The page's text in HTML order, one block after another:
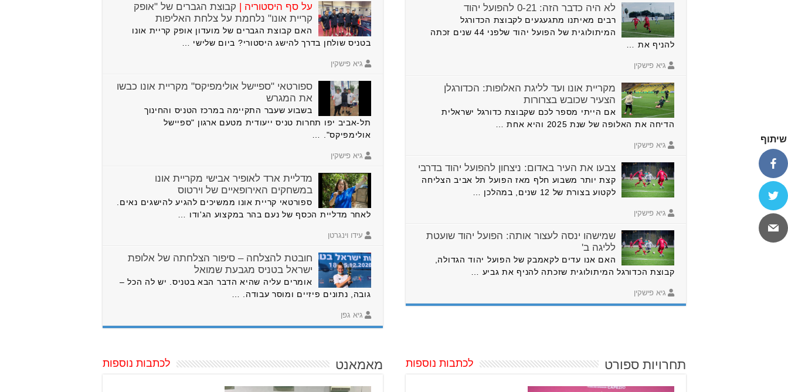
על סף היסטוריה | קבוצת הגברים של "אופק
קריית אונו" נלחמת על צלחת האליפות
האם קבוצת הגברים של מועדון אופק קריית אונו
בטניס שולחן בדרך להישג היסטורי? ביום שלישי …
גיא פישקין
ספורטאי "ספיישל אולימפיקס" מקריית אונו כבשו
את המגרש
בשבוע שעבר התקיימה במרכז הטניס והחינוך
תל-אביב יפו תחרות טניס ייעודית מטעם ארגון "ספיישל
אולימפיקס". …
גיא פישקין
מדליית ארד לאופיר אבישי מקריית אונו
במשחקים האירופאיים של וירטוס
ספורטאי קריית אונו ממשיכים להגיע להישגים נאים.
לאחר מדליית הכסף של נעם בהר במקצוע הג'ודו …
עידו וינגרטן
חובטת להצלחה – סיפור הצלחתה של אלופת
ישראל בטניס מגבעת שמואל
אומרים עליה שהיא הדבר הבא בטניס. יש לה הכל –
גובה, נתונים פיזיים ומוסר עבודה. …
גיא גפן
לא היה כדבר הזה: 0-21 להפועל יהוד
רבים מאיתנו מתגעגעים לקבוצת הכדורגל
המיתולוגית של הפועל יהוד שלפני 44 שנים זכתה
להניף את …
גיא פישקין
מקריית אונו ועד לליגת האלופות: הכדורגלן
הצעיר שכובש בצרורות
אם הייתי מספר לכם שקבוצת כדורגל ישראלית
הדיחה את האלופה של שנת 2025 והיא אחת …
גיא פישקין
צבעו את העיר באדום: ניצחון להפועל יהוד בדרבי
קצת יותר משבוע חלף מאז הפועל תל אביב הצליחה
לקטוע בצורת של 12 שנים, במהלכן …
גיא פישקין
שמישהו ינסה לעצור אותה: הפועל יהוד שועטת
לליגה ב'
האם אנו עדים לקאמבק של הפועל יהוד הגדולה,
קבוצת הכדורגל המיתולוגית שזכתה להניף את גביע …
גיא פישקין
מאמאנט לכתבות נוספות תחרויות ספורט לכתבות נוספות
שיתוף